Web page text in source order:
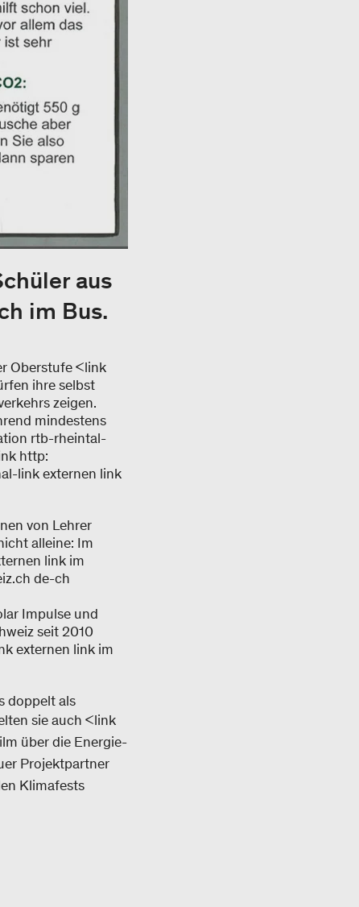
aus
im Bus.
Oberstufe <link
ihre selbst
zeigen.
mindestens
rtb-rheintal-
http:
link externen link
von Lehrer
alleine: Im
link im
de-ch
Impulse und
seit 2010
externen link im
doppelt als
sie auch <link
über die Energie-
Projektpartner
Klimafests